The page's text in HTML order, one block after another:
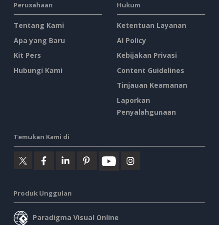
Perusahaan
Tentang Kami
Apa yang Baru
Kit Pers
Hubungi Kami
Hukum
Ketentuan Layanan
AI Policy
Kebijakan Privasi
Content Guidelines
Tinjauan Keamanan
Laporkan
Penyalahgunaan
Temukan Kami di
Produk Unggulan
Paradigma Visual Online